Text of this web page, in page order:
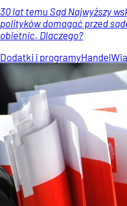
30 lat temu Sąd Najwyższy
polityków domagać przed
obietnic. Dlaczego?
Dodatki i programyHandel